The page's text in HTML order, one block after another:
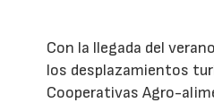
Con la llegada del
los desplazamientos
Cooperativas Agro-